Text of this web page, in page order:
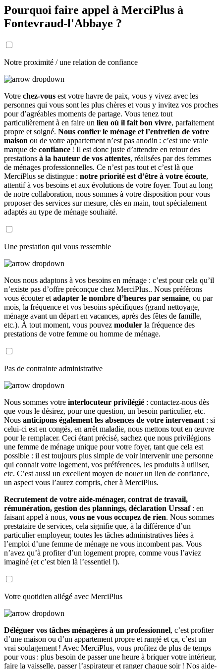
Pourquoi faire appel à MerciPlus à
Fontevraud-l'Abbaye ?
Notre proximité / une relation de confiance
Votre chez-vous est votre havre de paix, vous y vivez avec les
personnes qui vous sont les plus chères et vous y invitez vos proches
pour d’agréables moments de partage. Vous tenez tout
particulièrement à en faire un lieu où il fait bon vivre, parfaitement
propre et soigné. Nous confier le ménage et l’entretien de votre
maison ou de votre appartement n’est pas anodin : c’est une vraie
marque de confiance ! Il est donc juste d’attendre en retour des
prestations à la hauteur de vos attentes, réalisées par des femmes
de ménages professionnelles. Ce n’est pas tout et c’est là que
MerciPlus se distingue : notre priorité est d’être à votre écoute,
attentif à vos besoins et aux évolutions de votre foyer. Tout au long
de notre collaboration, nous sommes à votre disposition pour vous
proposer des services sur mesure, clés en main, tout spécialement
adaptés au type de ménage souhaité.
Une prestation qui vous ressemble
Nous nous adaptons à vos besoins en ménage : c’est pour cela qu’il
n’existe pas d’offre préconçue chez MerciPlus.. Nous préférons
vous écouter et adapter le nombre d’heures par semaine, ou par
mois, la fréquence et vos besoins spécifiques (grand nettoyage,
ménage avant un départ en vacances, après des fêtes de famille,
etc.). À tout moment, vous pouvez moduler la fréquence des
prestations de votre femme ou homme de ménage.
Pas de contrainte administrative
Nous sommes votre interlocuteur privilégié : contactez-nous dès
que vous le désirez, pour une question, un besoin particulier, etc.
Nous anticipons également les absences de votre intervenant : si
celui-ci est en congés, en arrêt maladie, nous mettons tout en œuvre
pour le remplacer. Ceci étant précisé, sachez que nous privilégions
une femme de ménage unique pour votre foyer, tant que cela est
possible : il est toujours plus simple de voir intervenir une personne
qui connait votre logement, vos préférences, les produits à utiliser,
etc. C’est aussi un excellent moyen de nouer un lien de confiance,
un aspect vous l’aurez compris, cher à MerciPlus.
Recrutement de votre aide-ménager, contrat de travail,
rémunération, gestion des plannings, déclaration Urssaf: en
faisant appel à nous, vous ne vous occupez de rien. Nous sommes
prestataire de services, cela signifie que, à la différence d’un
particulier employeur, toutes les tâches administratives liées à
l’emploi d’une femme de ménage ne vous incombent pas. Vous
n’avez qu’à profiter d’un logement propre, comme vous l’aviez
imaginé (et c’est bien là l’essentiel !).
Votre quotidien allégé avec MerciPlus
Déléguer vos tâches ménagères à un professionnel, c’est profiter
d’une maison ou d’un appartement propre et rangé et ça, c’est un
vrai soulagement ! Avec MerciPlus, vous profitez de plus de temps
pour vous : plus besoin de passer une heure à briquer votre intérieur,
faire la vaisselle, passer l’aspirateur et ranger chaque soir ! Nos aide-